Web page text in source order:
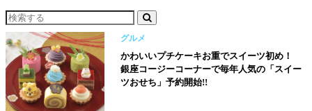
グルメ
かわいいプチケーキお重でスイーツ初め！
銀座コージーコーナーで毎年人気の「スイー
ツおせち」予約開始!!